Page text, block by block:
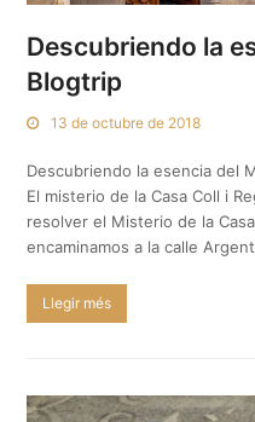
Descubriendo la
Blogtrip
13 de octubre de 2018
Descubriendo la esencia del
El misterio de la Casa Coll i
resolver el Misterio de la
encaminamos a la calle
Llegir més